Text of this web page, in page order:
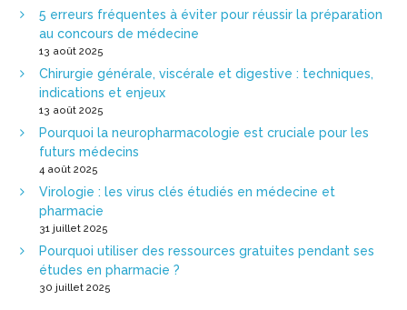
5 erreurs fréquentes à éviter pour réussir la préparation
au concours de médecine
13 août 2025
Chirurgie générale, viscérale et digestive : techniques,
indications et enjeux
13 août 2025
Pourquoi la neuropharmacologie est cruciale pour les
futurs médecins
4 août 2025
Virologie : les virus clés étudiés en médecine et
pharmacie
31 juillet 2025
Pourquoi utiliser des ressources gratuites pendant ses
études en pharmacie ?
30 juillet 2025